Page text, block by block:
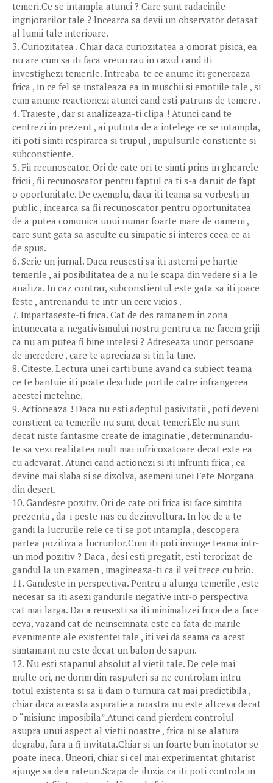
temeri.Ce se intampla atunci ? Care sunt radacinile
ingrijorarilor tale ? Incearca sa devii un observator detasat
al lumii tale interioare.
3. Curiozitatea . Chiar daca curiozitatea a omorat pisica, ea
nu are cum sa iti faca vreun rau in cazul cand iti
investighezi temerile. Intreaba-te ce anume iti genereaza
frica , in ce fel se instaleaza ea in muschii si emotiile tale , si
cum anume reactionezi atunci cand esti patruns de temere .
4. Traieste , dar si analizeaza-ti clipa ! Atunci cand te
centrezi in prezent , ai putinta de a intelege ce se intampla,
iti poti simti respirarea si trupul , impulsurile constiente si
subconstiente.
5. Fii recunoscator. Ori de cate ori te simti prins in ghearele
fricii , fii recunoscator pentru faptul ca ti s-a daruit de fapt
o oportunitate. De exemplu, daca iti teama sa vorbesti in
public , incearca sa fii recunoscator pentru oportunitatea
de a putea comunica unui numar foarte mare de oameni ,
care sunt gata sa asculte cu simpatie si interes ceea ce ai
de spus.
6. Scrie un jurnal. Daca reusesti sa iti asterni pe hartie
temerile , ai posibilitatea de a nu le scapa din vedere si a le
analiza. In caz contrar, subconstientul este gata sa iti joace
feste , antrenandu-te intr-un cerc vicios .
7. Impartaseste-ti frica. Cat de des ramanem in zona
intunecata a negativismului nostru pentru ca ne facem griji
ca nu am putea fi bine intelesi ? Adreseaza unor persoane
de incredere , care te apreciaza si tin la tine.
8. Citeste. Lectura unei carti bune avand ca subiect teama
ce te bantuie iti poate deschide portile catre infrangerea
acestei metehne.
9. Actioneaza ! Daca nu esti adeptul pasivitatii , poti deveni
constient ca temerile nu sunt decat temeri.Ele nu sunt
decat niste fantasme create de imaginatie , determinandu-
te sa vezi realitatea mult mai infricosatoare decat este ea
cu adevarat. Atunci cand actionezi si iti infrunti frica , ea
devine mai slaba si se dizolva, asemeni unei Fete Morgana
din desert.
10. Gandeste pozitiv. Ori de cate ori frica isi face simtita
prezenta , da-i peste nas cu dezinvoltura. In loc de a te
gandi la lucrurile rele ce ti se pot intampla , descopera
partea pozitiva a lucrurilor.Cum iti poti invinge teama intr-
un mod pozitiv ? Daca , desi esti pregatit, esti terorizat de
gandul la un examen , imagineaza-ti ca il vei trece cu brio.
11. Gandeste in perspectiva. Pentru a alunga temerile , este
necesar sa iti asezi gandurile negative intr-o perspectiva
cat mai larga. Daca reusesti sa iti minimalizei frica de a face
ceva, vazand cat de neinsemnata este ea fata de marile
evenimente ale existentei tale , iti vei da seama ca acest
simtamant nu este decat un balon de sapun.
12. Nu esti stapanul absolut al vietii tale. De cele mai
multe ori, ne dorim din rasputeri sa ne controlam intru
totul existenta si sa ii dam o turnura cat mai predictibila ,
chiar daca aceasta aspiratie a noastra nu este altceva decat
o “misiune imposibila”.Atunci cand pierdem controlul
asupra unui aspect al vietii noastre , frica ni se alatura
degraba, fara a fi invitata.Chiar si un foarte bun inotator se
poate ineca. Uneori, chiar si cel mai experimentat ghitarist
ajunge sa dea rateuri.Scapa de iluzia ca iti poti controla in